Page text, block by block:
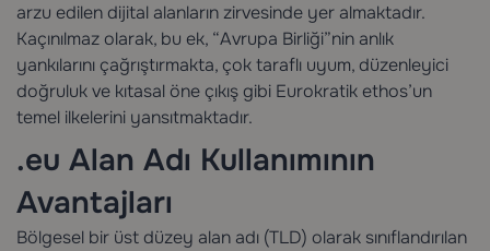
arzu edilen dijital alanların zirvesinde yer almaktadır.
Kaçınılmaz olarak, bu ek, “Avrupa Birliği”nin anlık
yankılarını çağrıştırmakta, çok taraflı uyum, düzenleyici
doğruluk ve kıtasal öne çıkış gibi Eurokratik ethos’un
temel ilkelerini yansıtmaktadır.
.eu Alan Adı Kullanımının
Avantajları
Bölgesel bir üst düzey alan adı (TLD) olarak sınıflandırılan